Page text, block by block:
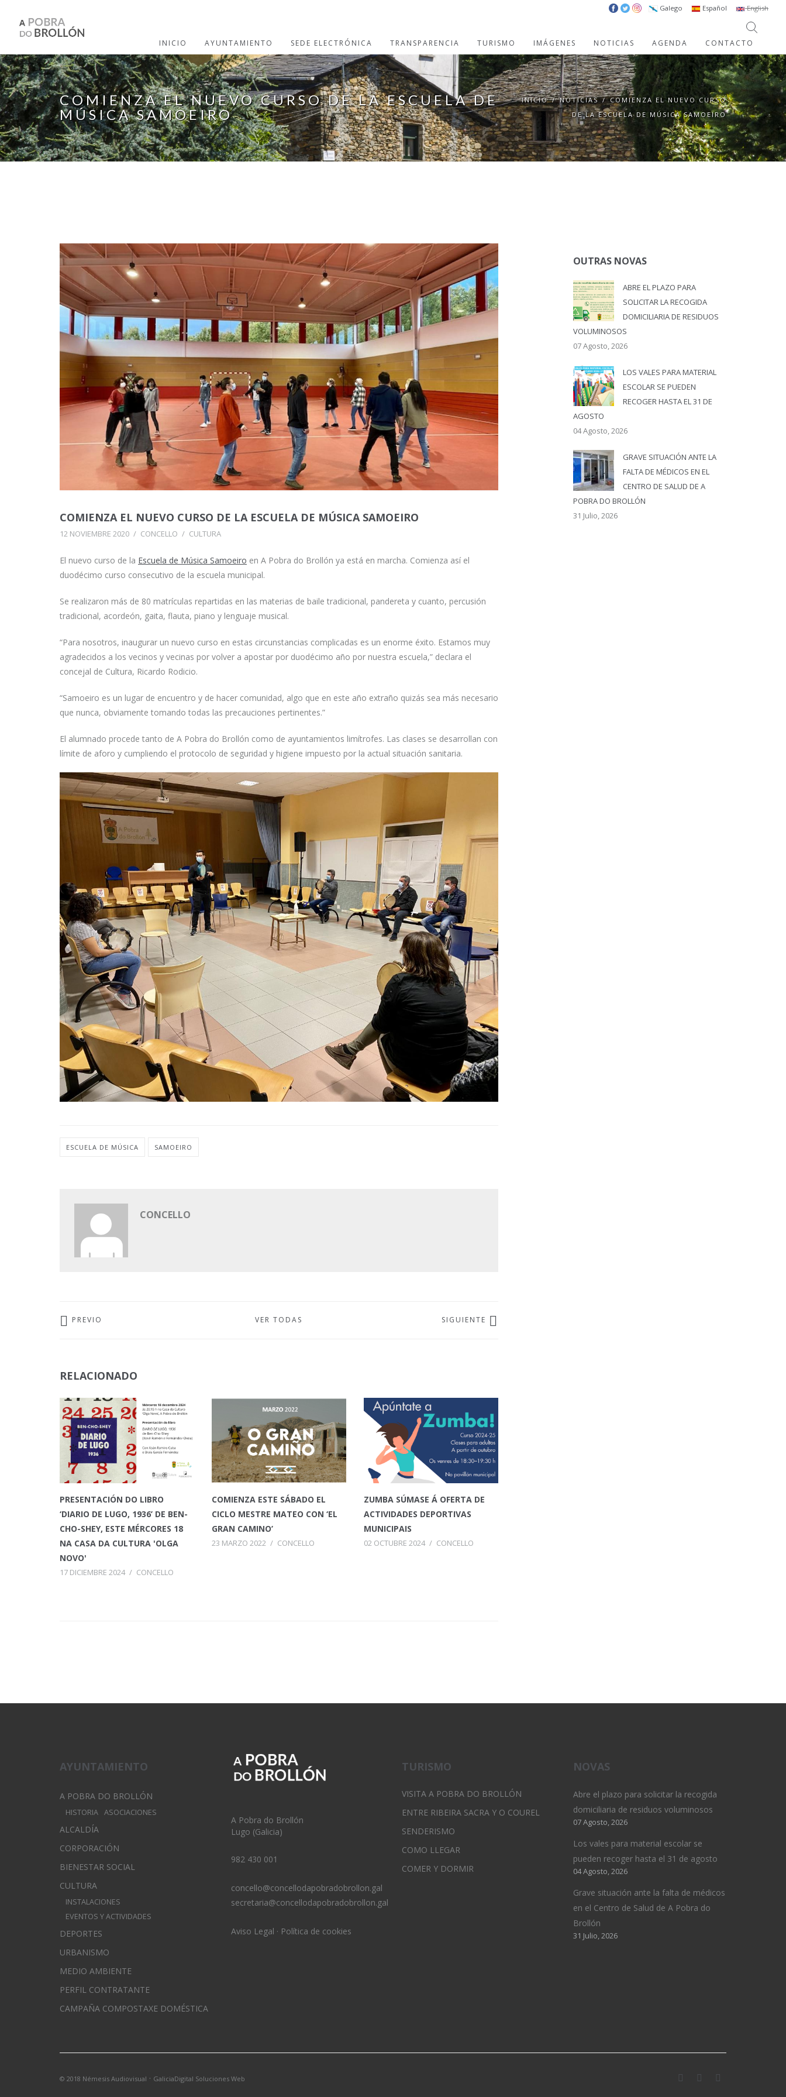
Galego Español English
INICIO AYUNTAMIENTO SEDE ELECTRÓNICA TRANSPARENCIA TURISMO IMÁGENES NOTICIAS AGENDA CONTACTO
COMIENZA EL NUEVO CURSO DE LA ESCUELA DE
MÚSICA SAMOEIRO
INICIO / NOTICIAS / COMIENZA EL NUEVO CURSO
DE LA ESCUELA DE MÚSICA SAMOEIRO
COMIENZA EL NUEVO CURSO DE LA ESCUELA DE MÚSICA SAMOEIRO
12 NOVIEMBRE 2020 / CONCELLO / CULTURA
El nuevo curso de la Escuela de Música Samoeiro en A Pobra do Brollón ya está en marcha. Comienza así el
duodécimo curso consecutivo de la escuela municipal.
Se realizaron más de 80 matrículas repartidas en las materias de baile tradicional, pandereta y cuanto, percusión
tradicional, acordeón, gaita, flauta, piano y lenguaje musical.
“Para nosotros, inaugurar un nuevo curso en estas circunstancias complicadas es un enorme éxito. Estamos muy
agradecidos a los vecinos y vecinas por volver a apostar por duodécimo año por nuestra escuela,” declara el
concejal de Cultura, Ricardo Rodicio.
“Samoeiro es un lugar de encuentro y de hacer comunidad, algo que en este año extraño quizás sea más necesario
que nunca, obviamente tomando todas las precauciones pertinentes.”
El alumnado procede tanto de A Pobra do Brollón como de ayuntamientos limítrofes. Las clases se desarrollan con
límite de aforo y cumpliendo el protocolo de seguridad y higiene impuesto por la actual situación sanitaria.
ESCUELA DE MÚSICA SAMOEIRO
CONCELLO
PREVIO VER TODAS SIGUIENTE
RELACIONADO
PRESENTACIÓN DO LIBRO
‘DIARIO DE LUGO, 1936’ DE BEN-
CHO-SHEY, ESTE MÉRCORES 18
NA CASA DA CULTURA 'OLGA
NOVO'
17 DICIEMBRE 2024 / CONCELLO
COMIENZA ESTE SÁBADO EL
CICLO MESTRE MATEO CON ‘EL
GRAN CAMINO’
23 MARZO 2022 / CONCELLO
ZUMBA SÚMASE Á OFERTA DE
ACTIVIDADES DEPORTIVAS
MUNICIPAIS
02 OCTUBRE 2024 / CONCELLO
OUTRAS NOVAS
ABRE EL PLAZO PARA
SOLICITAR LA RECOGIDA
DOMICILIARIA DE RESIDUOS
VOLUMINOSOS
07 Agosto, 2026
LOS VALES PARA MATERIAL
ESCOLAR SE PUEDEN
RECOGER HASTA EL 31 DE
AGOSTO
04 Agosto, 2026
GRAVE SITUACIÓN ANTE LA
FALTA DE MÉDICOS EN EL
CENTRO DE SALUD DE A
POBRA DO BROLLÓN
31 Julio, 2026
AYUNTAMIENTO
A POBRA DO BROLLÓN
HISTORIA ASOCIACIONES
ALCALDÍA
CORPORACIÓN
BIENESTAR SOCIAL
CULTURA
INSTALACIONES
EVENTOS Y ACTIVIDADES
DEPORTES
URBANISMO
MEDIO AMBIENTE
PERFIL CONTRATANTE
CAMPAÑA COMPOSTAXE DOMÉSTICA
A Pobra do Brollón
Lugo (Galicia)
982 430 001
concello@concellodapobradobrollon.gal
secretaria@concellodapobradobrollon.gal
Aviso Legal · Política de cookies
TURISMO
VISITA A POBRA DO BROLLÓN
ENTRE RIBEIRA SACRA Y O COUREL
SENDERISMO
COMO LLEGAR
COMER Y DORMIR
NOVAS
Abre el plazo para solicitar la recogida
domiciliaria de residuos voluminosos
07 Agosto, 2026
Los vales para material escolar se
pueden recoger hasta el 31 de agosto
04 Agosto, 2026
Grave situación ante la falta de médicos
en el Centro de Salud de A Pobra do
Brollón
31 Julio, 2026
© 2018 Némesis Audiovisual · GaliciaDigital Soluciones Web